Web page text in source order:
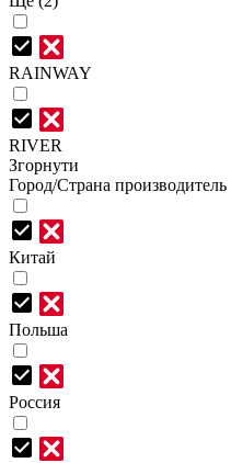
RAINWAY
RIVER
Згорнути
Город/Страна производитель
Китай
Польша
Россия